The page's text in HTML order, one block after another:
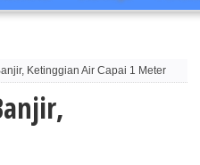
Ketinggian Air Capai 1 Meter